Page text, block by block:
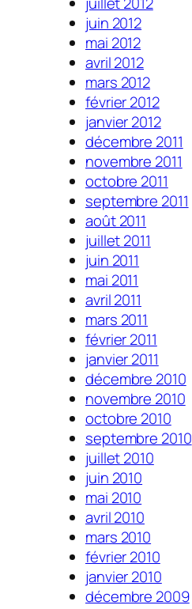
juin 2012
mai 2012
avril 2012
mars 2012
février 2012
janvier 2012
décembre 2011
novembre 2011
octobre 2011
septembre 2011
août 2011
juillet 2011
juin 2011
mai 2011
avril 2011
mars 2011
février 2011
janvier 2011
décembre 2010
novembre 2010
octobre 2010
septembre 2010
juillet 2010
juin 2010
mai 2010
avril 2010
mars 2010
février 2010
janvier 2010
décembre 2009